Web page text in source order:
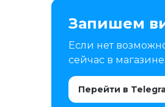
Запишем
Если нет
сейчас в
Перейти в